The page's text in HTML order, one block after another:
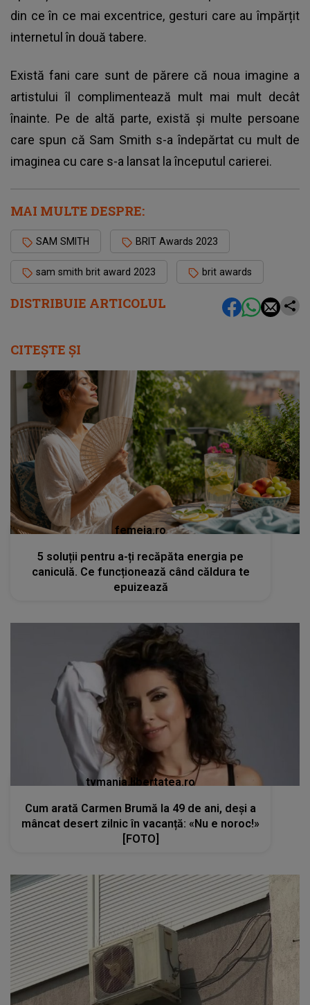
DISTRIBUIE ARTICOLUL
din ce în ce mai excentrice, gesturi care au împărțit
internetul în două tabere.
Există fani care sunt de părere că noua imagine a
artistului îl complimentează mult mai mult decât
înainte. Pe de altă parte, există și multe persoane
care spun că Sam Smith s-a îndepărtat cu mult de
imaginea cu care s-a lansat la începutul carierei.
MAI MULTE DESPRE:
SAM SMITH BRIT Awards 2023
sam smith brit award 2023 brit awards
CITEȘTE ȘI
femeia.ro
5 soluții pentru a-ți recăpăta energia pe
caniculă. Ce funcționează când căldura te
epuizează
tvmania.libertatea.ro
Cum arată Carmen Brumă la 49 de ani, deși a
mâncat desert zilnic în vacanță: «Nu e noroc!»
[FOTO]